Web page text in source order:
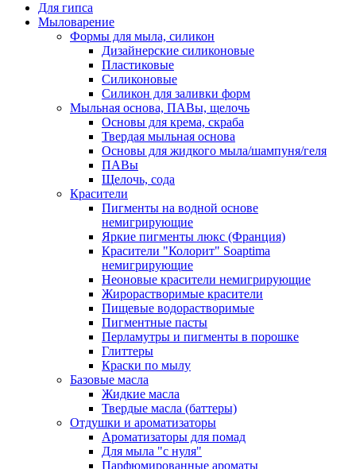
Для гипса
Мыловарение
Формы для мыла, силикон
Дизайнерские силиконовые
Пластиковые
Силиконовые
Силикон для заливки форм
Мыльная основа, ПАВы, щелочь
Основы для крема, скраба
Твердая мыльная основа
Основы для жидкого мыла/шампуня/геля
ПАВы
Щелочь, сода
Красители
Пигменты на водной основе
немигрирующие
Яркие пигменты люкс (Франция)
Красители "Колорит" Soaptima
немигрирующие
Неоновые красители немигрирующие
Жирорастворимые красители
Пищевые водорастворимые
Пигментные пасты
Перламутры и пигменты в порошке
Глиттеры
Краски по мылу
Базовые масла
Жидкие масла
Твердые масла (баттеры)
Отдушки и ароматизаторы
Ароматизаторы для помад
Для мыла "с нуля"
Парфюмированные ароматы